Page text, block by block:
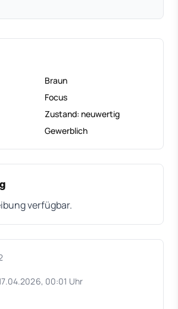
Braun
Focus
Zustand: neuwertig
Gewerblich
verfügbar.
00:01 Uhr